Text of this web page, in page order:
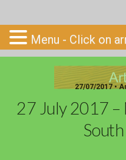
Go-
27/07/2017 •
27 July 2017 –
Menu - Click on